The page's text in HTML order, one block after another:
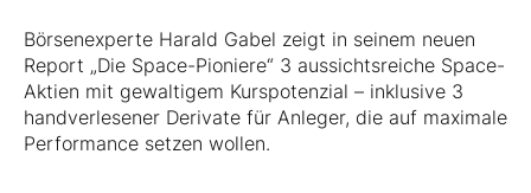
Börsenexperte Harald Gabel zeigt in seinem neuen
Report „Die Space-Pioniere“ 3 aussichtsreiche Space-
Aktien mit gewaltigem Kurspotenzial – inklusive 3
handverlesener Derivate für Anleger, die auf maximale
Performance setzen wollen.